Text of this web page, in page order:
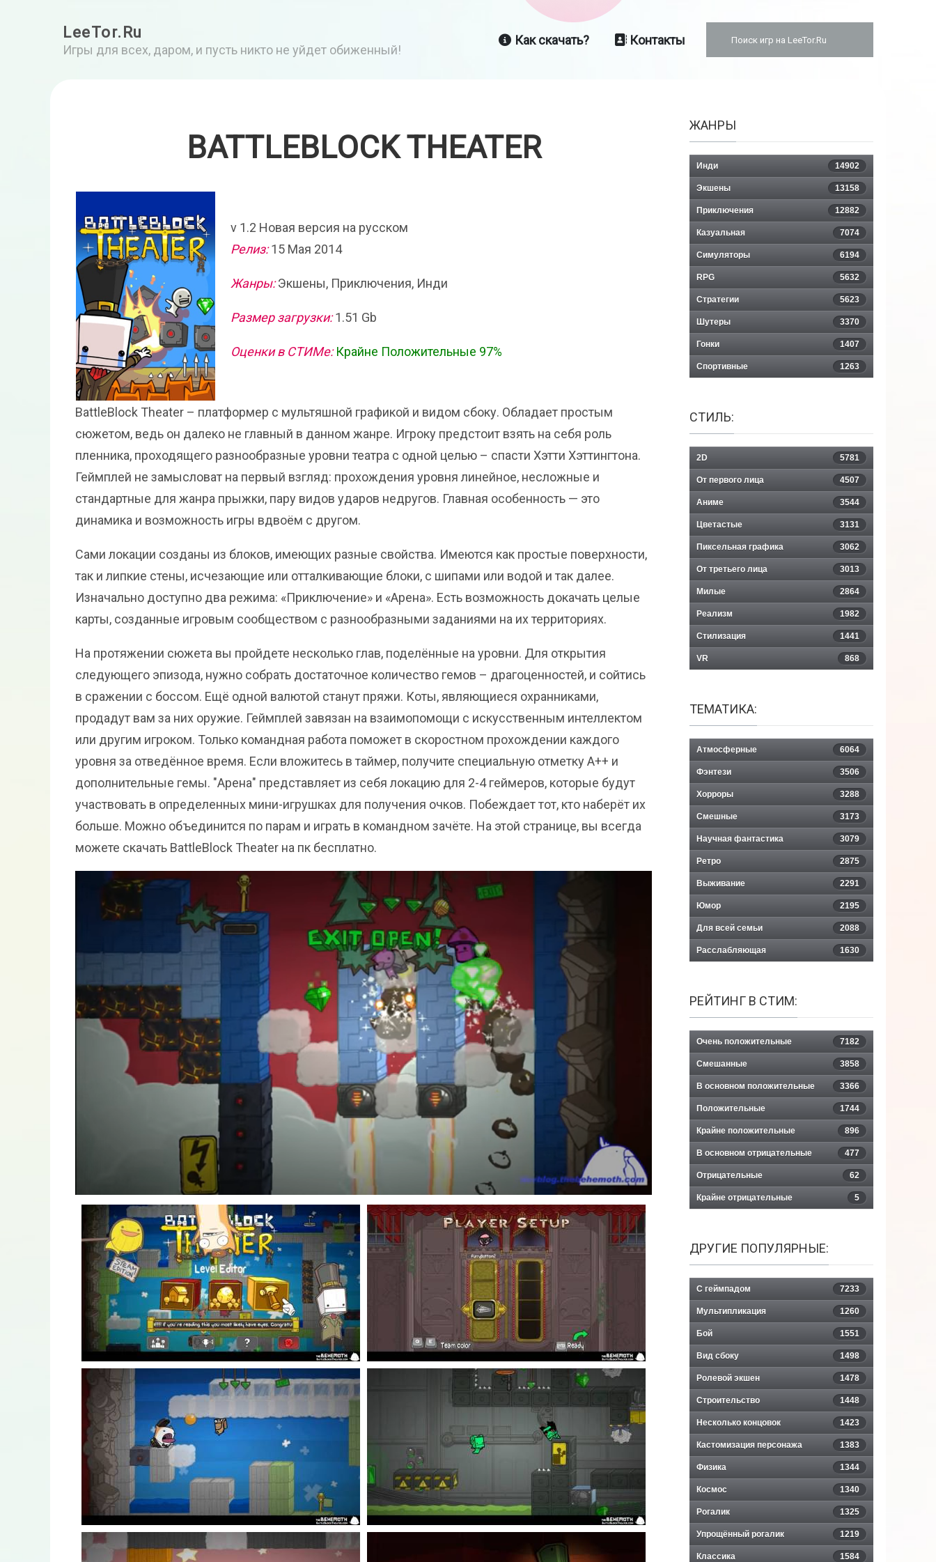
LeeTor.Ru
Игры для всех, даром, и пусть никто не уйдет обиженный!
Как скачать? Контакты
BATTLEBLOCK THEATER
v 1.2 Новая версия на русском
Релиз:15 Мая 2014
Жанры:Экшены, Приключения, Инди
Размер загрузки:1.51 Gb
Оценки в СТИМе: Крайне Положительные 97%
BattleBlock Theater – платформер с мультяшной графикой и видом сбоку. Обладает простым
сюжетом, ведь он далеко не главный в данном жанре. Игроку предстоит взять на себя роль
пленника, проходящего разнообразные уровни театра с одной целью – спасти Хэтти Хэттингтона.
Геймплей не замысловат на первый взгляд: прохождения уровня линейное, несложные и
стандартные для жанра прыжки, пару видов ударов недругов. Главная особенность — это
динамика и возможность игры вдвоём с другом.
Сами локации созданы из блоков, имеющих разные свойства. Имеются как простые поверхности,
так и липкие стены, исчезающие или отталкивающие блоки, с шипами или водой и так далее.
Изначально доступно два режима: «Приключение» и «Арена». Есть возможность докачать целые
карты, созданные игровым сообществом с разнообразными заданиями на их территориях.
На протяжении сюжета вы пройдете несколько глав, поделённые на уровни. Для открытия
следующего эпизода, нужно собрать достаточное количество гемов – драгоценностей, и сойтись
в сражении с боссом. Ещё одной валютой станут пряжи. Коты, являющиеся охранниками,
продадут вам за них оружие. Геймплей завязан на взаимопомощи с искусственным интеллектом
или другим игроком. Только командная работа поможет в скоростном прохождении каждого
уровня за отведённое время. Если вложитесь в таймер, получите специальную отметку А++ и
дополнительные гемы. "Арена" представляет из себя локацию для 2-4 геймеров, которые будут
участвовать в определенных мини-игрушках для получения очков. Побеждает тот, кто наберёт их
больше. Можно объединится по парам и играть в командном зачёте. На этой странице, вы всегда
можете скачать BattleBlock Theater на пк бесплатно.
ЖАНРЫ
Инди 14902
Экшены 13158
Приключения 12882
Казуальная 7074
Симуляторы 6194
RPG 5632
Стратегии 5623
Шутеры 3370
Гонки 1407
Спортивные 1263
СТИЛЬ:
2D 5781
От первого лица 4507
Аниме 3544
Цветастые 3131
Пиксельная графика 3062
От третьего лица 3013
Милые 2864
Реализм 1982
Стилизация 1441
VR 868
ТЕМАТИКА:
Атмосферные 6064
Фэнтези 3506
Хорроры 3288
Смешные 3173
Научная фантастика 3079
Ретро 2875
Выживание 2291
Юмор 2195
Для всей семьи 2088
Расслабляющая 1630
РЕЙТИНГ В СТИМ:
Очень положительные 7182
Смешанные 3858
В основном положительные 3366
Положительные 1744
Крайне положительные 896
В основном отрицательные 477
Отрицательные 62
Крайне отрицательные 5
ДРУГИЕ ПОПУЛЯРНЫЕ:
С геймпадом 7233
Мультипликация 1260
Бой 1551
Вид сбоку 1498
Ролевой экшен 1478
Строительство 1448
Несколько концовок 1423
Кастомизация персонажа 1383
Физика 1344
Космос 1340
Рогалик 1325
Упрощённый рогалик 1219
Классика 1584